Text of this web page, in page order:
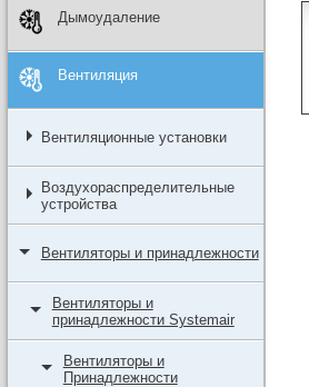
Дымоудаление
Вентиляция
Вентиляционные установки
Воздухораспределительные
устройства
Вентиляторы и принадлежности
Вентиляторы и
принадлежности Systemair
Вентиляторы и
Принадлежности